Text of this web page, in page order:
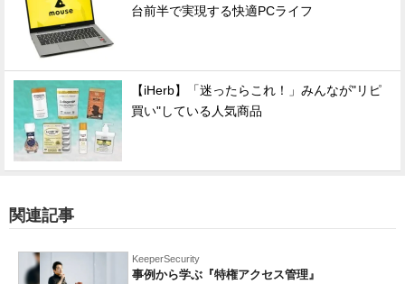
台前半で実現する快適PCライフ
【iHerb】「迷ったらこれ！」みんなが"リピ
買い"している人気商品
関連記事
KeeperSecurity
事例から学ぶ『特権アクセス管理』